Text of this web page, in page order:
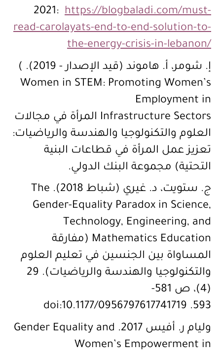
2021: https://blogbaladi.com/must-
read-carolayats-end-to-end-solution-to-
the-energy-crisis-in-lebanon/
إ. شومر، أ. هاموند (قيد الإصدار - 2019). )
Women in STEM: Promoting Women’s
Employment in
Infrastructure Sectors المرأة في مجالات
العلوم والتكنولوجيا والهندسة والرياضيات:
تعزيز عمل المرأة في قطاعات البنية
التحتية) مجموعة البنك الدولي.
ج. ستويت، د. غيري (شباط 2018). The
Gender-Equality Paradox in Science,
Technology, Engineering, and
Mathematics Education (مفارقة
المساواة بين الجنسين في تعليم العلوم
والتكنولوجيا والهندسة والرياضيات). 29
(4)، ص 581-
593. doi:10.1177/0956797617741719
وليام ر. أفيس 2017. Gender Equality and
Women’s Empowerment in